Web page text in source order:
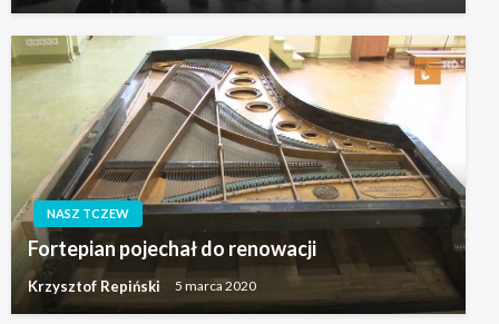
NASZ TCZEW
Fortepian pojechał do renowacji
Krzysztof Repiński 5 marca 2020